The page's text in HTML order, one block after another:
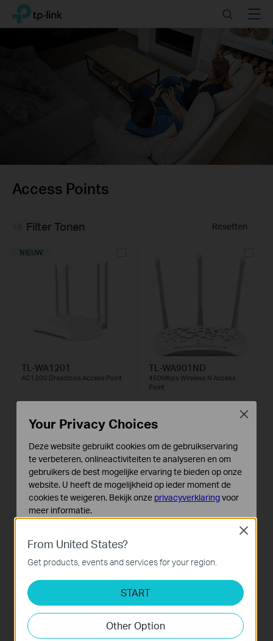
ClickTP-Link, Reliably Smart SearchMenu
Access Points
Resetten
Filter Tonen
NIEUW
TL-WA1201
AC1200 Draadloos Access Point
TL-WA901ND
450Mbps Wireless N Access
Point
300Mbps Wireless N Access
From United States?
Get products, events and services for your region.
START
Other Option
Close
Your Privacy Choices
Deze website gebruikt cookies om de gebruikservaring
te verbeteren, onlineactiviteiten te analyseren en om
gebruikers de best mogelijke ervaring te bieden op onze
website. U heeft de mogelijkheid op ieder moment de
cookies te weigeren. Bekijk onze privacyverklaringvoor
meer informatie.
Deze cookies zijn noodzakelijk voor de werking van de
website en kunnen niet worden uitgeschakeld.
Analyse en Marketing Cookies
Cookies voor analyse geven ons de mogelijkheid uw
activiteiten op onze website te volgen en zo de
functionaliteit van de website aan te passen en te
verbeteren.
Close